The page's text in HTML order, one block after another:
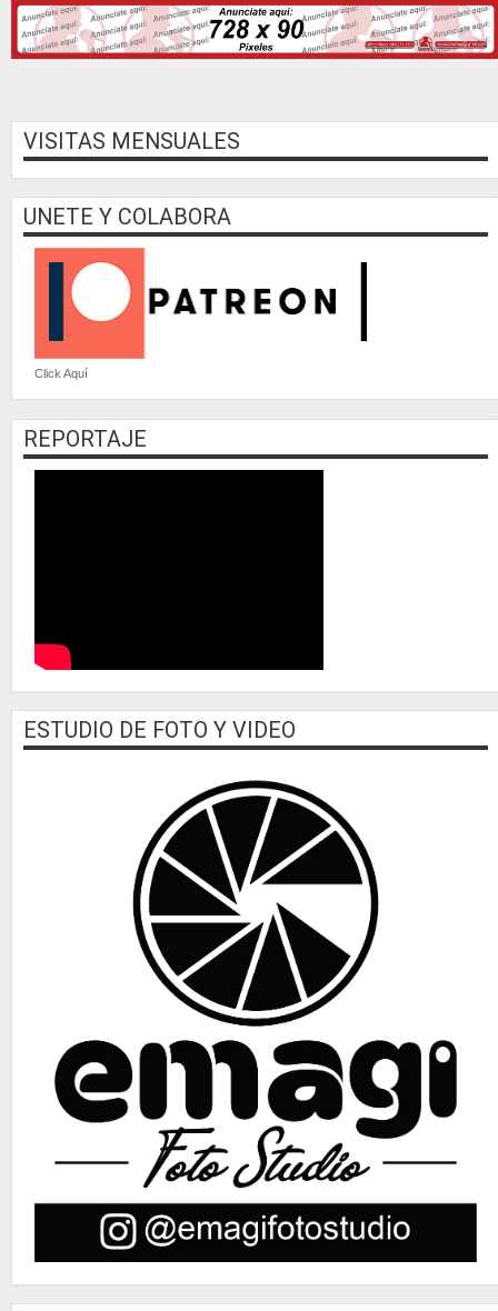
VISITAS MENSUALES
UNETE Y COLABORA
Click Aquí
REPORTAJE
ESTUDIO DE FOTO Y VIDEO